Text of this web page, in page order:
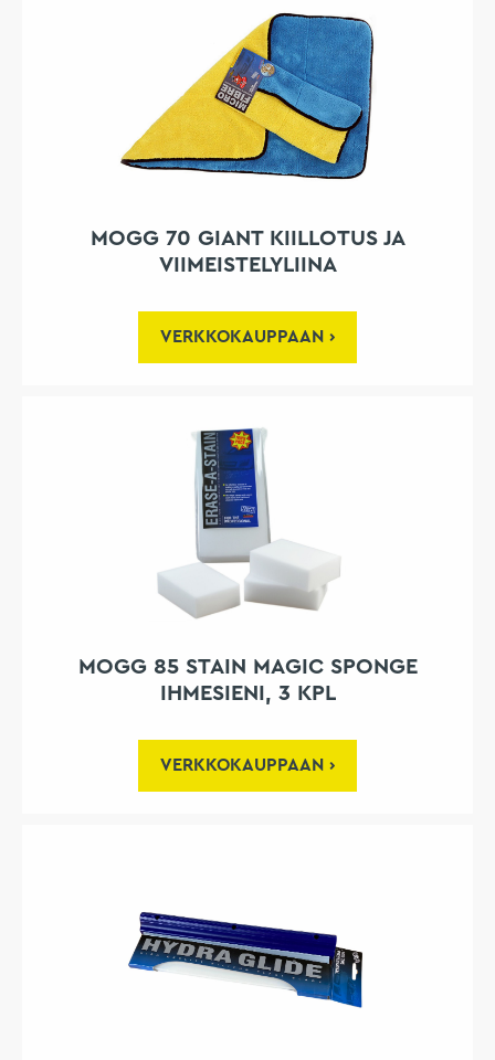
MOGG 70 GIANT KIILLOTUS JA
VIIMEISTELYLIINA
VERKKOKAUPPAAN
MOGG 85 STAIN MAGIC SPONGE
IHMESIENI, 3 KPL
VERKKOKAUPPAAN